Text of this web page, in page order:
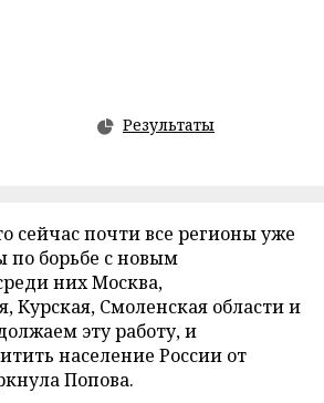
Результаты
сейчас почти все регионы уже
по борьбе с новым
них Москва,
Курская, Смоленская области и
эту работу, и
население России от
Попова.